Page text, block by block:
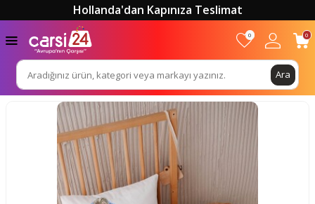
Hollanda'dan Kapınıza Teslimat
Ara
0 0